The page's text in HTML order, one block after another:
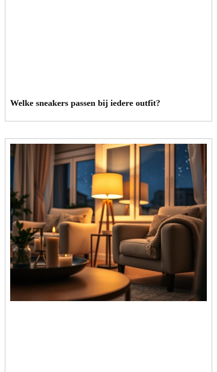
Welke sneakers passen bij iedere outfit?